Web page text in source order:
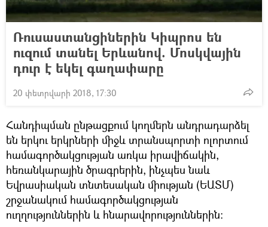
Ռուսաստանցիներին Կիպրոս են
ուզում տանել Երևանով. Մոսկվային
դուր է եկել գաղափարը
20 փետրվարի 2018, 17:30
Հանդիպման ընթացքում կողմերն անդրադարձել
են երկու երկրների միջև տրանսպորտի ոլորտում
համագործակցության առկա իրավիճակին,
հեռանկարային ծրագրերին, ինչպես նաև
Եվրասիական տնտեսական միության (ԵԱՏՄ)
շրջանակում համագործակցության
ուղղություններին և հնարավորություններին։